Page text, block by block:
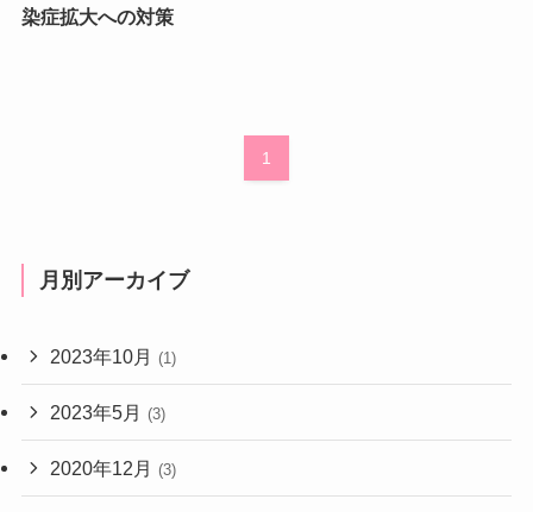
染症拡大への対策
1
月別アーカイブ
2023年10月 (1)
2023年5月 (3)
2020年12月 (3)